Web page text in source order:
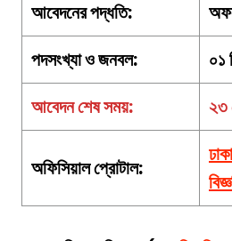
আবেদনের পদ্ধতি:
পদসংখ্যা ও জনবল:
০১
আবেদন শেষ সময়:
২৩
অফিসিয়াল প্রোটাল: